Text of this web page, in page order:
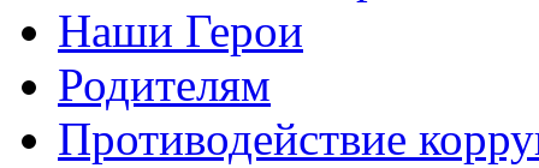
Наши Герои
Родителям
Противодействие